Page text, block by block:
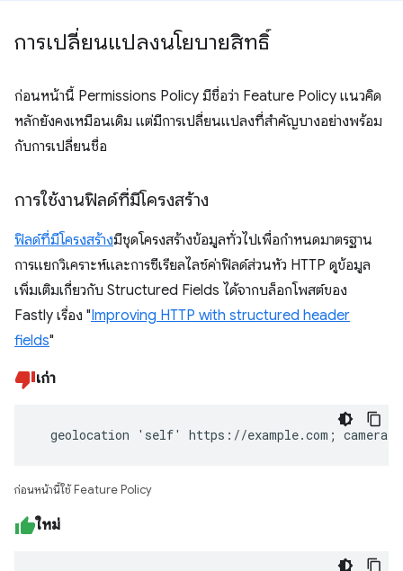
การเปลี่ยนแปลงนโยบายสิทธิ์
ก่อนหน้านี้ Permissions Policy มีชื่อว่า Feature Policy แนวคิด
หลักยังคงเหมือนเดิม แต่มีการเปลี่ยนแปลงที่สำคัญบางอย่างพร้อม
กับการเปลี่ยนชื่อ
การใช้งานฟิลด์ที่มีโครงสร้าง
ฟิลด์ที่มีโครงสร้างมีชุดโครงสร้างข้อมูลทั่วไปเพื่อกำหนดมาตรฐาน
การแยกวิเคราะห์และการซีเรียลไลซ์ค่าฟิลด์ส่วนหัว HTTP ดูข้อมูล
เพิ่มเติมเกี่ยวกับ Structured Fields ได้จากบล็อกโพสต์ของ
Fastly เรื่อง "Improving HTTP with structured header
fields"
เก่า
geolocation 'self' https://example.com; camera
ก่อนหน้านี้ใช้ Feature Policy
ใหม่